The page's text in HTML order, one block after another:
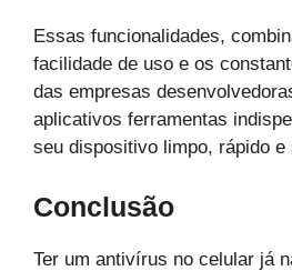
Essas funcionalidades,
facilidade de uso e os
das empresas
aplicativos ferramentas
seu dispositivo limpo, rápido e
Conclusão
Ter um antivírus no celular já